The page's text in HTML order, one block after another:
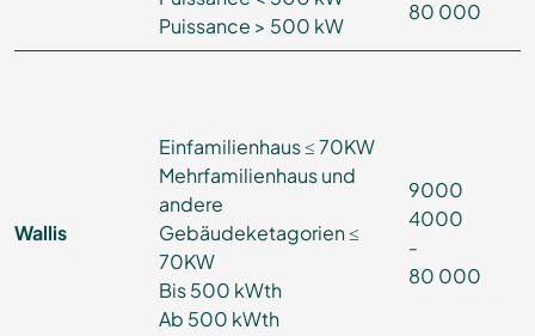
Puissance > 500 kW
80 000
Wallis
Einfamilienhaus ≤ 70KW
Mehrfamilienhaus und
andere
Gebäudeketagorien ≤
70KW
Bis 500 kWth
Ab 500 kWth
9000
4000
-
80 000